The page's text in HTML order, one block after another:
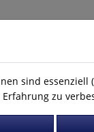
sind
zu